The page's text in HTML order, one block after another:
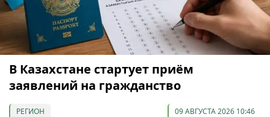
В Казахстане стартует приём
заявлений на гражданство
РЕГИОН 09 АВГУСТА 2026 10:46